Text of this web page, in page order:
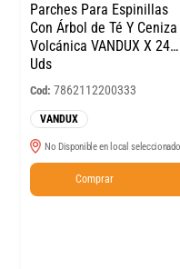
Parches Para Espinillas
Con Árbol de Té Y Ceniza
Volcánica VANDUX X 24
Uds
Cod: 7862112200333
VANDUX
No Disponible en local seleccionado
Comprar